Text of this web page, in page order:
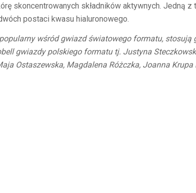
skoncentrowanych składników aktywnych. Jedną
postaci kwasu hialuronowego.
wśród gwiazd światowego formatu, stosują
gwiazdy polskiego formatu tj. Justyna
Ostaszewska, Magdalena Różczka, Joanna